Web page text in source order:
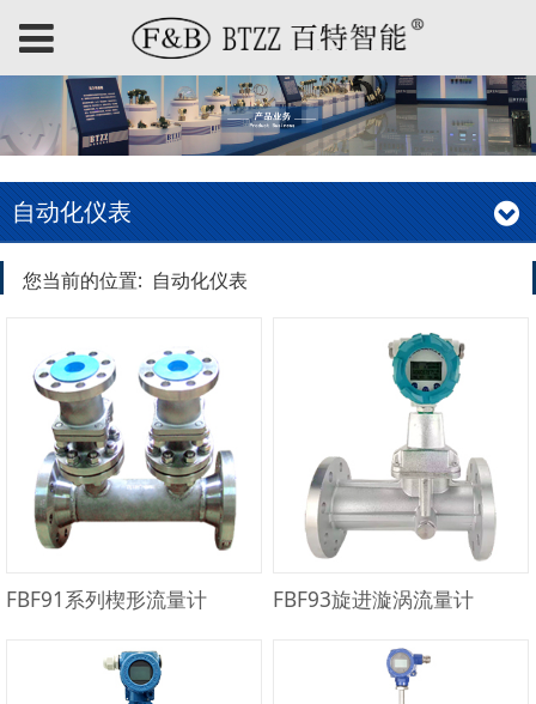
自动化仪表
您当前的位置: 自动化仪表
FBF91系列楔形流量计 FBF93旋进漩涡流量计